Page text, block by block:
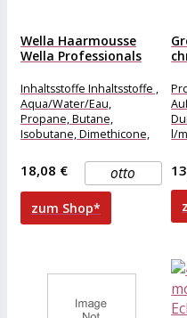
Wella Haarmousse
Wella Professionals
Brilliance...
Inhaltsstoffe Inhaltsstoffe ,
Aqua/Water/Eau,
Propane, Butane,
Isobutane, Dimethicone,
Quaternium-80,
Fragrance/Parfum,
Cetrimonium Chloride,
Methylparaben,
Tocopheryl Acetate,
otto
18,08 €
zum Shop*
l/